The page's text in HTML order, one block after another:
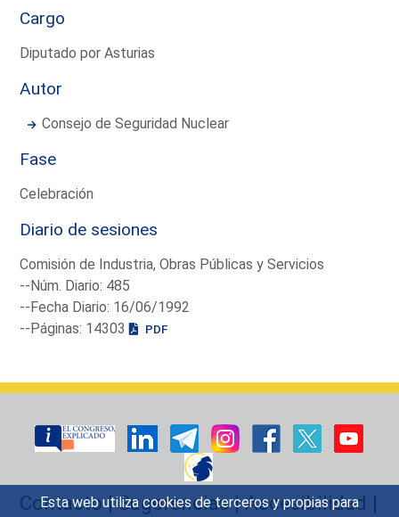
Esta web utiliza cookies de terceros y propias para
Cargo
Diputado por Asturias
Autor
Consejo de Seguridad Nuclear
Fase
Celebración
Diario de sesiones
Comisión de Industria, Obras Públicas y Servicios
--Núm. Diario: 485
--Fecha Diario: 16/06/1992
--Páginas: 14303
PDF
Contacto|Sugerencias|Accesibilidad |